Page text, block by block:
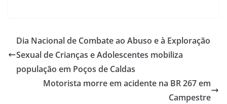
Dia Nacional de Combate ao Abuso e à Exploração
Sexual de Crianças e Adolescentes mobiliza
população em Poços de Caldas
Motorista morre em acidente na BR 267 em
Campestre